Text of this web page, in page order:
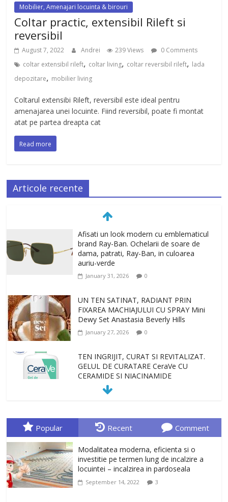
Mobilier, Amenajari locuinta & birouri
Coltar practic, extensibil Rileft si
reversibil
August 7, 2022 Andrei 239 Views
0 Comments
coltar extensibil rileft, coltar living, coltar reversibil rileft, lada
depozitare, mobilier living
Coltarul extensibi Rileft, reversibil este ideal pentru
amenajarea unei locuinte. Fiind reversibil, poate fi montat
atat pe partea dreapta cat
Read more
Articole recente
UN TEN SATINAT, RADIANT PRIN
FIXAREA MACHIAJULUI CU SPRAY Mini
Dewy Set Anastasia Beverly Hills
January 27, 2026
GELUL DE CURATARE CeraVe CU
CERAMIDE SI NIACINAMIDE
January 23, 2026 0
ori o provocare. Idei inedite, cadouri
originale, le puteti avea la Giftspot.ro,
magazinul de cadouri originale. O
alegere buna, Oglinda de baie cu mărire
Antrenati si tonifiati musculatura pentru
cu Flexor Fitness-dispozitiv pentru
tonifiere muschi
February 10, 2026 0
Popular Recent Comment
Modalitatea moderna, eficienta si o
investitie pe termen lung de incalzire a
locuintei – incalzirea in pardoseala
September 14, 2022 3